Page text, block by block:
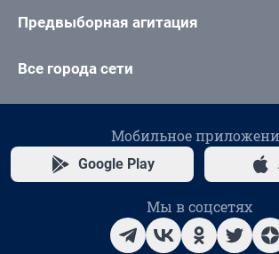
Предвыборная агитация
Все города сети
Мобильное
Google Play
Мы в соцсетях